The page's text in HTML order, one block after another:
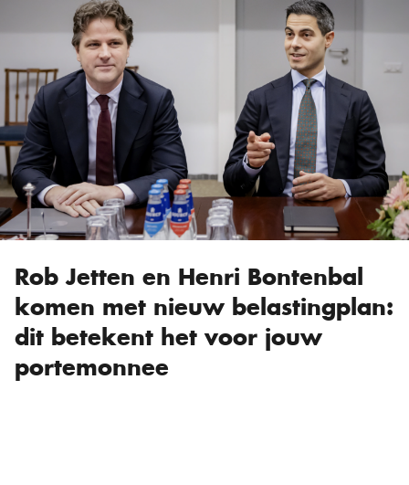
Rob Jetten en Henri Bontenbal
komen met nieuw belastingplan:
dit betekent het voor jouw
portemonnee